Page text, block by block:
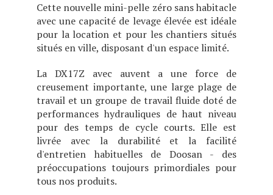
Cette nouvelle mini-pelle zéro sans habitacle
avec une capacité de levage élevée est idéale
pour la location et pour les chantiers situés
situés en ville, disposant d'un espace limité.
La DX17Z avec auvent a une force de
creusement importante, une large plage de
travail et un groupe de travail fluide doté de
performances hydrauliques de haut niveau
pour des temps de cycle courts. Elle est
livrée avec la durabilité et la facilité
d'entretien habituelles de Doosan - des
préoccupations toujours primordiales pour
tous nos produits.